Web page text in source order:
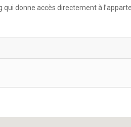
donne accès directement à